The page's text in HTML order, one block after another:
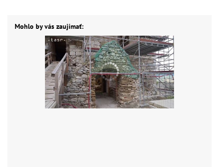
Mohlo by vás zaujímať: